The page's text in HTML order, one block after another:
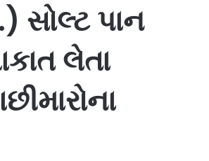
સોલ્ટ પાન
લેતા